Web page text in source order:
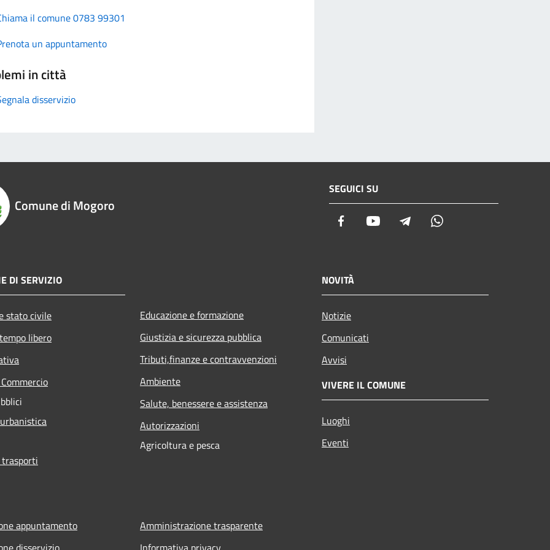
il comune 0783 99301
un appuntamento
in città
disservizio
Comune di Mogoro
SEGUICI SU
Facebook Youtube Telegram
DI SERVIZIO
stato civile
libero
Educazione e formazione
Giustizia e sicurezza pubblica
Tributi,finanze e contravvenzioni
Ambiente
Salute, benessere e assistenza
Autorizzazioni
Agricoltura e pesca
NOVITÀ
Notizie
Comunicati
Avvisi
VIVERE IL COMUNE
Luoghi
Eventi
appuntamento
Amministrazione trasparente